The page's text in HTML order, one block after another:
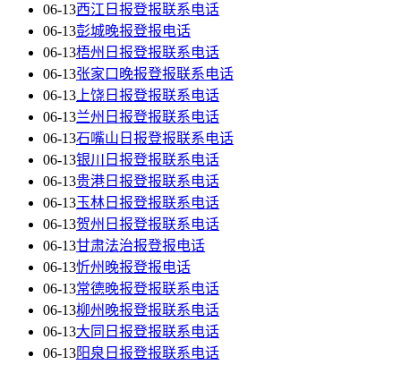
06-13西江日报登报联系电话
06-13彭城晚报登报电话
06-13梧州日报登报联系电话
06-13张家口晚报登报联系电话
06-13 上饶日报登报联系电话
06-13兰州日报登报联系电话
06-13石嘴山日报登报联系电话
06-13银川日报登报联系电话
06-13贵港日报登报联系电话
06-13玉林日报登报联系电话
06-13贺州日报登报联系电话
06-13甘肃法治报登报电话
06-13忻州晚报登报电话
06-13常德晚报登报联系电话
06-13柳州晚报登报联系电话
06-13大同日报登报联系电话
06-13阳泉日报登报联系电话